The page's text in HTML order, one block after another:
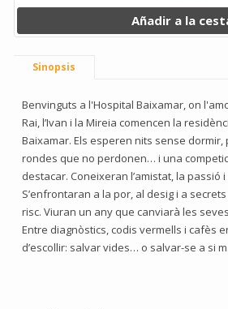
Añadir a la
Sinopsis
Benvinguts a l'Hospital Baixamar, on
Rai, l’Ivan i la Mireia comencen la
Baixamar. Els esperen nits sense
rondes que no perdonen… i una
destacar. Coneixeran l’amistat, la passió
S’enfrontaran a la por, al desig i a
risc. Viuran un any que canviarà les
Entre diagnòstics, codis vermells i cafès
d’escollir: salvar vides… o salvar-se a si